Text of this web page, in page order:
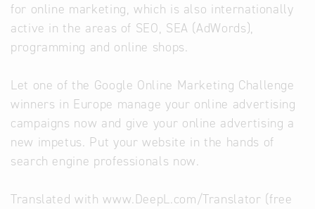
for online marketing, which is also internationally
active in the areas of SEO, SEA (AdWords),
programming and online shops.
Let one of the Google Online Marketing Challenge
winners in Europe manage your online advertising
campaigns now and give your online advertising a
new impetus. Put your website in the hands of
search engine professionals now.
Translated with www.DeepL.com/Translator (free